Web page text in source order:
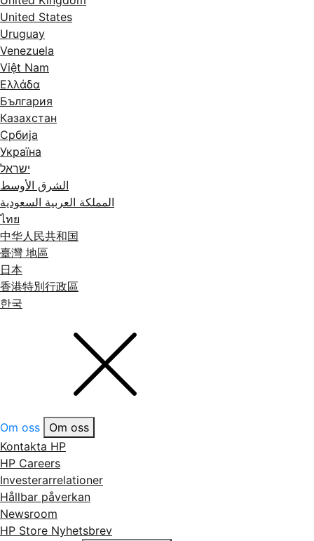
United States
Uruguay
Venezuela
Việt Nam
Ελλάδα
България
Казахстан
Србија
Україна
ישראל
الشرق الأوسط
المملكة العربية السعودية
ไทย
中华人民共和国
臺灣 地區
日本
香港特別行政區
한국
Om oss
Om oss
Kontakta HP
HP Careers
Investerarrelationer
Hållbar påverkan
Newsroom
HP Store Nyhetsbrev